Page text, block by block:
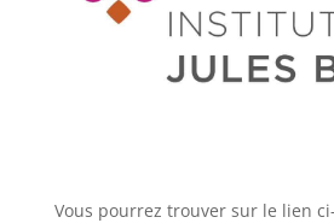
Vous pourrez trouver sur le lien